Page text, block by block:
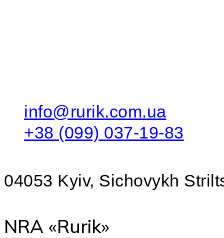
info@rurik.com.ua
+38 (099) 037-19-83
04053 Kyiv, Sichovykh
NRA «Rurik»